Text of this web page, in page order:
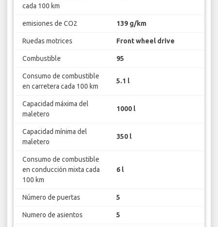
cada 100 km
emisiones de CO2 139 g/km
Ruedas motrices Front wheel drive
Combustible 95
Consumo de combustible
en carretera cada 100 km
5.1 l
Capacidad máxima del
maletero
1000 l
Capacidad mínima del
maletero
350 l
Consumo de combustible
en conducción mixta cada
100 km
6 l
Número de puertas 5
Numero de asientos 5